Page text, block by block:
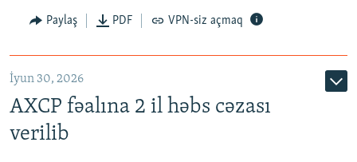
Paylaş PDF VPN-siz açmaq
İyun 30, 2026
AXCP fəalına 2 il həbs cəzası
verilib